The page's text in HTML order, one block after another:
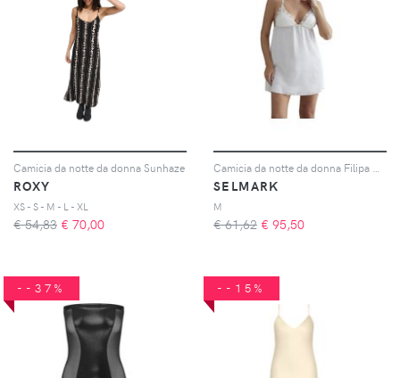
Camicia da notte da donna Sunhaze
ROXY
XS - S - M - L - XL
€ 54,83 € 70,00
SELMARK
M
€ 61,62 € 95,50
--37% --15%